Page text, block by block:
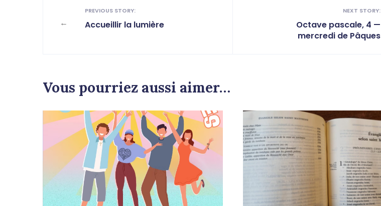
←
PREVIOUS STORY:
Accueillir la lumière
NEXT STORY:
Octave pascale, 4 —
mercredi de Pâques
Vous pourriez aussi aimer…